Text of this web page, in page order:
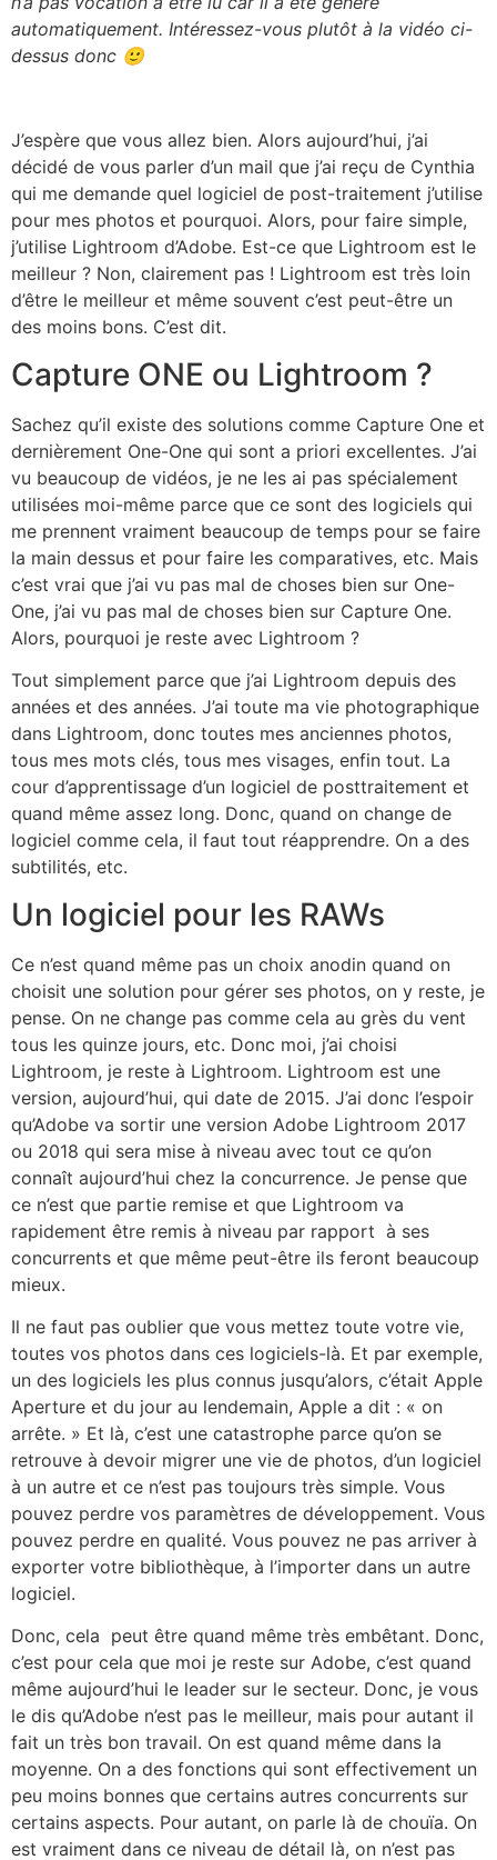
automatiquement. Intéressez-vous plutôt à la vidéo ci-
dessus donc 🙂
J’espère que vous allez bien. Alors aujourd’hui, j’ai
décidé de vous parler d’un mail que j’ai reçu de Cynthia
qui me demande quel logiciel de post-traitement j’utilise
pour mes photos et pourquoi. Alors, pour faire simple,
j’utilise Lightroom d’Adobe. Est-ce que Lightroom est le
meilleur ? Non, clairement pas ! Lightroom est très loin
d’être le meilleur et même souvent c’est peut-être un
des moins bons. C’est dit.
Capture ONE ou Lightroom ?
Sachez qu’il existe des solutions comme Capture One et
dernièrement One-One qui sont a priori excellentes. J’ai
vu beaucoup de vidéos, je ne les ai pas spécialement
utilisées moi-même parce que ce sont des logiciels qui
me prennent vraiment beaucoup de temps pour se faire
la main dessus et pour faire les comparatives, etc. Mais
c’est vrai que j’ai vu pas mal de choses bien sur One-
One, j’ai vu pas mal de choses bien sur Capture One.
Alors, pourquoi je reste avec Lightroom ?
Tout simplement parce que j’ai Lightroom depuis des
années et des années. J’ai toute ma vie photographique
dans Lightroom, donc toutes mes anciennes photos,
tous mes mots clés, tous mes visages, enfin tout. La
cour d’apprentissage d’un logiciel de posttraitement et
quand même assez long. Donc, quand on change de
logiciel comme cela, il faut tout réapprendre. On a des
subtilités, etc.
Un logiciel pour les RAWs
Ce n’est quand même pas un choix anodin quand on
choisit une solution pour gérer ses photos, on y reste, je
pense. On ne change pas comme cela au grès du vent
tous les quinze jours, etc. Donc moi, j’ai choisi
Lightroom, je reste à Lightroom. Lightroom est une
version, aujourd’hui, qui date de 2015. J’ai donc l’espoir
qu’Adobe va sortir une version Adobe Lightroom 2017
ou 2018 qui sera mise à niveau avec tout ce qu’on
connaît aujourd’hui chez la concurrence. Je pense que
ce n’est que partie remise et que Lightroom va
rapidement être remis à niveau par rapport à ses
concurrents et que même peut-être ils feront beaucoup
mieux.
Il ne faut pas oublier que vous mettez toute votre vie,
toutes vos photos dans ces logiciels-là. Et par exemple,
un des logiciels les plus connus jusqu’alors, c’était Apple
Aperture et du jour au lendemain, Apple a dit : « on
arrête. » Et là, c’est une catastrophe parce qu’on se
retrouve à devoir migrer une vie de photos, d’un logiciel
à un autre et ce n’est pas toujours très simple. Vous
pouvez perdre vos paramètres de développement. Vous
pouvez perdre en qualité. Vous pouvez ne pas arriver à
exporter votre bibliothèque, à l’importer dans un autre
logiciel.
Donc, cela peut être quand même très embêtant. Donc,
c’est pour cela que moi je reste sur Adobe, c’est quand
même aujourd’hui le leader sur le secteur. Donc, je vous
le dis qu’Adobe n’est pas le meilleur, mais pour autant il
fait un très bon travail. On est quand même dans la
moyenne. On a des fonctions qui sont effectivement un
peu moins bonnes que certains autres concurrents sur
certains aspects. Pour autant, on parle là de chouïa. On
est vraiment dans ce niveau de détail là, on n’est pas